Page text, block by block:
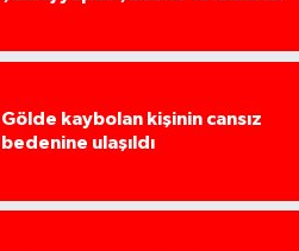
Gölde kaybolan kişinin cansız
bedenine ulaşıldı